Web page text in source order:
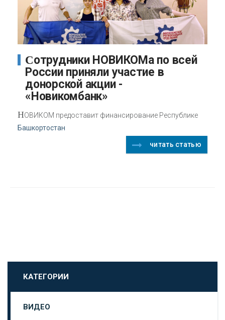
Сотрудники НОВИКОМа по всей
России приняли участие в
донорской акции -
«Новикомбанк»
НОВИКОМ предоставит финансирование Республике
Башкортостан
читать статью
КАТЕГОРИИ
ВИДЕО